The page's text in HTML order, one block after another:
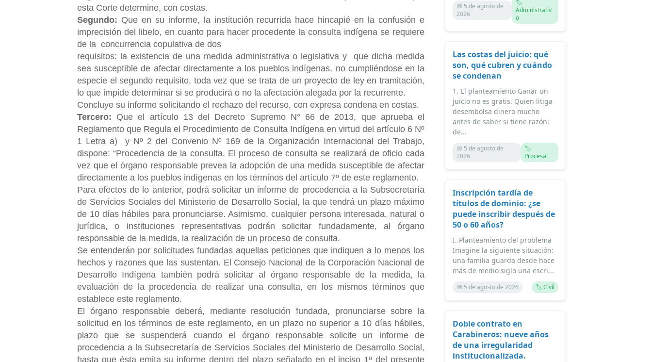
esta Corte determine, con costas.
Segundo: Que en su informe, la institución recurrida hace hincapié en la confusión e
imprecisión del libelo, en cuanto para hacer procedente la consulta indígena se requiere
de la concurrencia copulativa de dos
requisitos: la existencia de una medida administrativa o legislativa y que dicha medida
sea susceptible de afectar directamente a los pueblos indígenas, no cumpliéndose en la
especie el segundo requisito, toda vez que se trata de un proyecto de ley en tramitación,
lo que impide determinar si se producirá o no la afectación alegada por la recurrente.
Concluye su informe solicitando el rechazo del recurso, con expresa condena en costas.
Tercero: Que el artículo 13 del Decreto Supremo N° 66 de 2013, que aprueba el
Reglamento que Regula el Procedimiento de Consulta Indígena en virtud del artículo 6 Nº
1 Letra a) y Nº 2 del Convenio Nº 169 de la Organización Internacional del Trabajo,
dispone: “Procedencia de la consulta. El proceso de consulta se realizará de oficio cada
vez que el órgano responsable prevea la adopción de una medida susceptible de afectar
directamente a los pueblos indígenas en los términos del artículo 7º de este reglamento.
Para efectos de lo anterior, podrá solicitar un informe de procedencia a la Subsecretaría
de Servicios Sociales del Ministerio de Desarrollo Social, la que tendrá un plazo máximo
de 10 días hábiles para pronunciarse. Asimismo, cualquier persona interesada, natural o
jurídica, o instituciones representativas podrán solicitar fundadamente, al órgano
responsable de la medida, la realización de un proceso de consulta.
Se entenderán por solicitudes fundadas aquellas peticiones que indiquen a lo menos los
hechos y razones que las sustentan. El Consejo Nacional de la Corporación Nacional de
Desarrollo Indígena también podrá solicitar al órgano responsable de la medida, la
evaluación de la procedencia de realizar una consulta, en los mismos términos que
establece este reglamento.
El órgano responsable deberá, mediante resolución fundada, pronunciarse sobre la
solicitud en los términos de este reglamento, en un plazo no superior a 10 días hábiles,
plazo que se suspenderá cuando el órgano responsable solicite un informe de
procedencia a la Subsecretaría de Servicios Sociales del Ministerio de Desarrollo Social,
hasta que ésta emita su informe dentro del plazo señalado en el inciso 1º del presente
📅 5 de agosto de
2026
🏷️
Administrativ
o
Las costas del juicio: qué
son, qué cubren y cuándo
se condenan
1. El planteamiento Ganar un
juicio no es gratis. Quien litiga
desembolsa dinero mucho
antes de saber si tiene razón:
de...
📅 5 de agosto de
2026
🏷️
Procesal
Inscripción tardía de
títulos de dominio: ¿se
puede inscribir después de
50 o 60 años?
I. Planteamiento del problema
Imagine la siguiente situación:
una familia guarda desde hace
más de medio siglo una escri...
📅 5 de agosto de 2026 🏷️ Civil
Doble contrato en
Carabineros: nueve años
de una irregularidad
institucionalizada.